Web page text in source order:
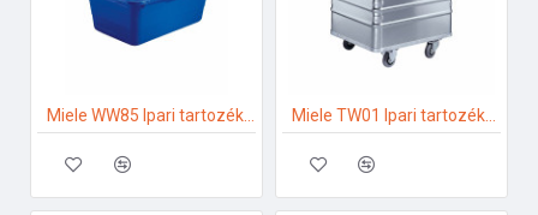
Miele WW85 Ipari tartozékok Miele TW01 Ipari tartozékok